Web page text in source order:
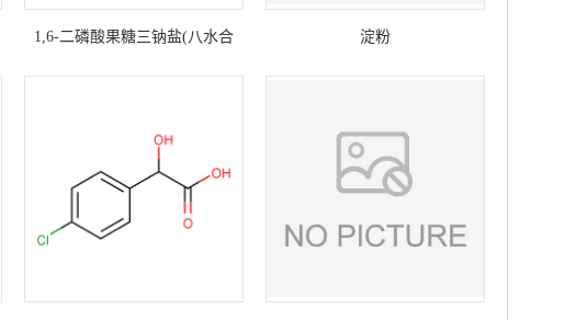
1,6-二磷酸果糖三钠盐(八水合
淀粉